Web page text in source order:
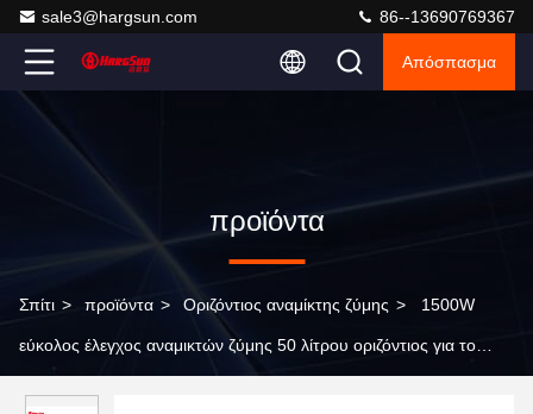
sale3@hargsun.com 86--13690769367
Απόσπασμα
προϊόντα
Σπίτι > προϊόντα > Οριζόντιος αναμίκτης ζύμης > 1500W
εύκολος έλεγχος αναμικτών ζύμης 50 λίτρου οριζόντιος για το